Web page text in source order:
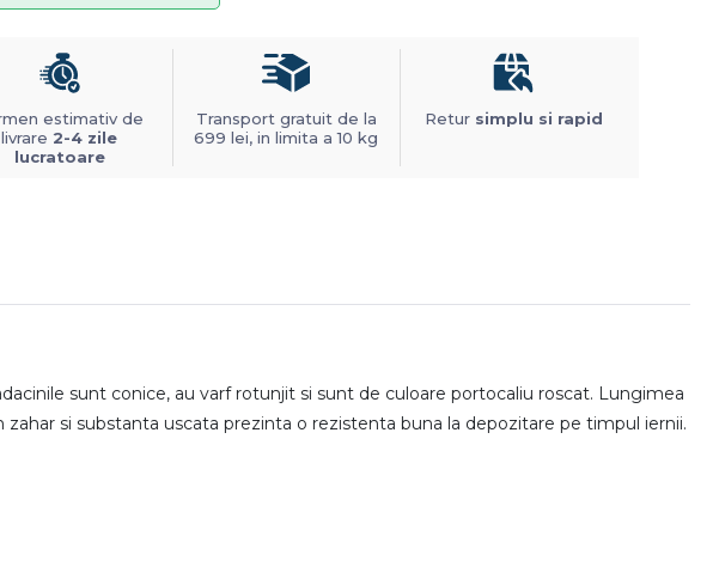
estimativ de
livrare 2-4 zile
lucratoare
Transport gratuit de la
699 lei, in limita a 10 kg
Retur simplu si rapid
sunt conice, au varf rotunjit si sunt de culoare portocaliu roscat. Lungimea
si substanta uscata prezinta o rezistenta buna la depozitare pe timpul iernii.